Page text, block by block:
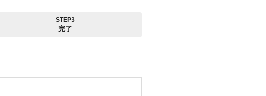
STEP3
完了